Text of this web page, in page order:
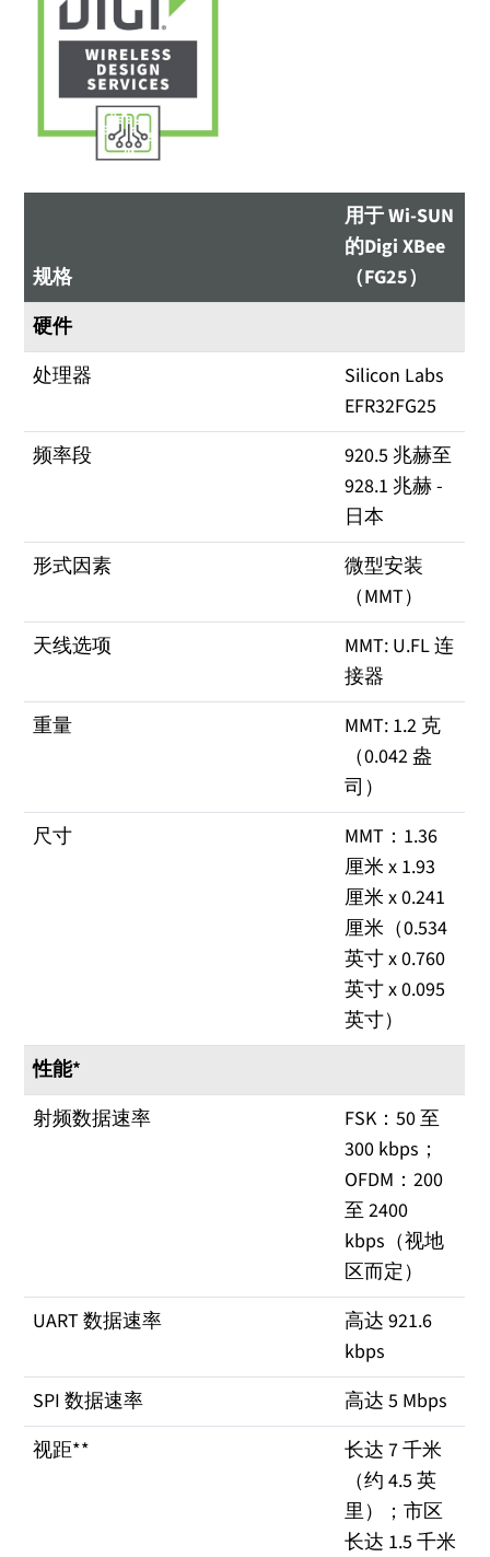
规格
用于 Wi-SUN
的Digi XBee
（FG25）
硬件
处理器
Silicon Labs
EFR32FG25
频率段
920.5 兆赫至
928.1 兆赫 -
日本
形式因素
微型安装
（MMT）
天线选项
MMT: U.FL 连
接器
重量
MMT: 1.2 克
（0.042 盎
司）
尺寸
MMT：1.36
厘米 x 1.93
厘米 x 0.241
厘米（0.534
英寸 x 0.760
英寸 x 0.095
英寸）
性能*
射频数据速率
FSK：50 至
300 kbps；
OFDM：200
至 2400
kbps（视地
区而定）
UART 数据速率
高达 921.6
kbps
SPI 数据速率
高达 5 Mbps
视距**
长达 7 千米
（约 4.5 英
里）；市区
长达 1.5 千米